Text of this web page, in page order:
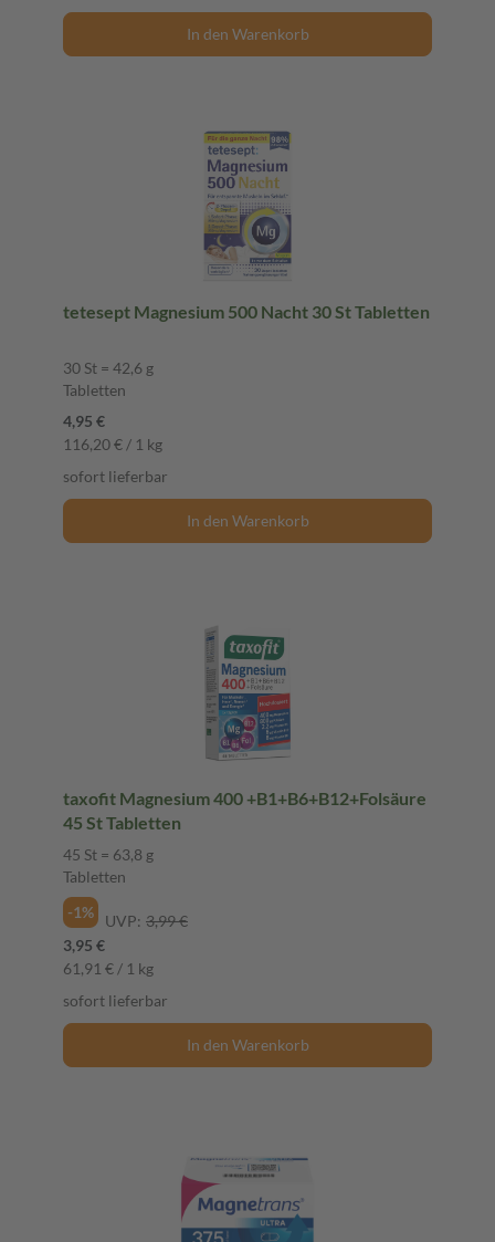
In den Warenkorb
tetesept Magnesium 500 Nacht 30 St Tabletten
30 St = 42,6 g
Tabletten
4,95 €
116,20 € / 1 kg
sofort lieferbar
In den Warenkorb
taxofit Magnesium 400 +B1+B6+B12+Folsäure
45 St Tabletten
45 St = 63,8 g
Tabletten
-1%
UVP: 3,99 €
3,95 €
61,91 € / 1 kg
sofort lieferbar
In den Warenkorb